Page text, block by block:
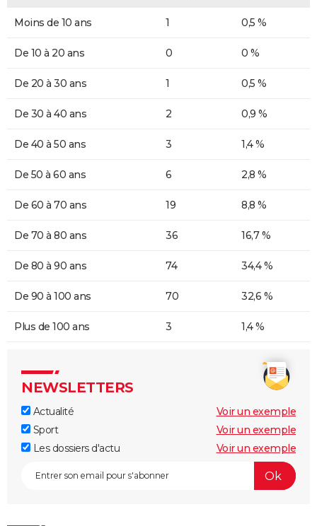
Moins de 10 ans 1 0,5 %
De 10 à 20 ans 0 0 %
De 20 à 30 ans 1 0,5 %
De 30 à 40 ans 2 0,9 %
De 40 à 50 ans 3 1,4 %
De 50 à 60 ans 6 2,8 %
De 60 à 70 ans 19 8,8 %
De 70 à 80 ans 36 16,7 %
De 80 à 90 ans 74 34,4 %
De 90 à 100 ans 70 32,6 %
Plus de 100 ans 3 1,4 %
NEWSLETTERS
Actualité
Voir un exemple
Sport
Voir un exemple
Les dossiers d'actu
Voir un exemple